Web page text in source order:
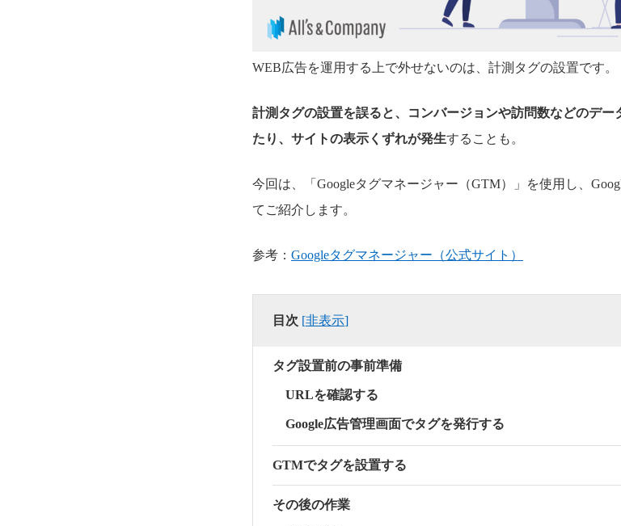
WEB広告を運用する上で外せないのは、計測タグの設置です。
計測タグの設置を誤ると、コンバージョンや訪問数などのデ
たり、サイトの表示くずれが発生することも。
今回は、「Googleタグマネージャー（GTM）」を使用し、
てご紹介します。
参考： Googleタグマネージャー（公式サイト）
目次 [非表示]
タグ設置前の事前準備
URLを確認する
Google広告管理画面でタグを発行する
GTMでタグを設置する
その後の作業